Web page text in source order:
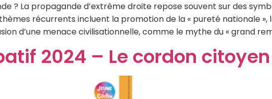
? La propagande d’extrême droite repose souvent sur des
récurrents incluent la promotion de la « pureté nationale
d’une menace civilisationnelle, comme le mythe du « grand
2024 – Le cordon citoyen